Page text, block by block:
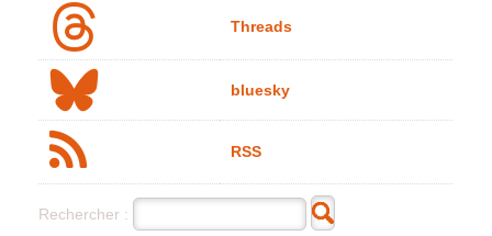
Threads
bluesky
RSS
Rechercher :